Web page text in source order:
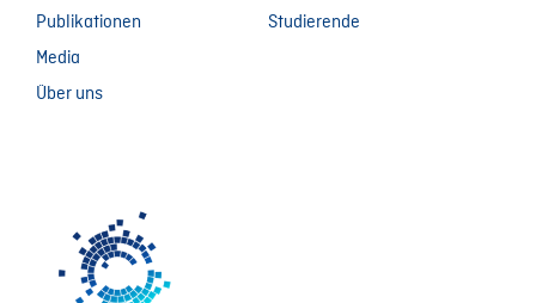
Publikationen
Media
Über uns
Studierende